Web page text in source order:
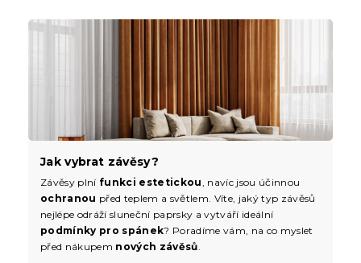
Jak vybrat závěsy?
Závěsy plní funkci estetickou , navíc jsou účinnou
ochranou před teplem a světlem. Víte, jaký typ závěsů
nejlépe odráží sluneční paprsky a vytváří ideální
podmínky pro spánek? Poradíme vám, na co myslet
před nákupem nových závěsů